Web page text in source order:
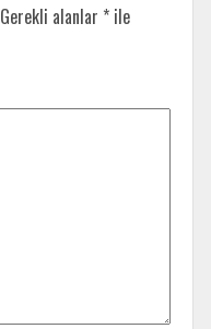
Gerekli alanlar * ile